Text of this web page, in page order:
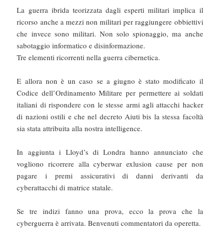
La guerra ibrida teorizzata dagli esperti militari implica il
ricorso anche a mezzi non militari per raggiungere obbiettivi
che invece sono militari. Non solo spionaggio, ma anche
sabotaggio informatico e disinformazione.
Tre elementi ricorrenti nella guerra cibernetica.
E allora non è un caso se a giugno è stato modificato il
Codice dell’Ordinamento Militare per permettere ai soldati
italiani di rispondere con le stesse armi agli attacchi hacker
di nazioni ostili e che nel decreto Aiuti bis la stessa facoltà
sia stata attribuita alla nostra intelligence.
In aggiunta i Lloyd’s di Londra hanno annunciato che
vogliono ricorrere alla cyberwar exlusion cause per non
pagare i premi assicurativi di danni derivanti da
cyberattacchi di matrice statale.
Se tre indizi fanno una prova, ecco la prova che la
cyberguerra è arrivata. Benvenuti commentatori da operetta.